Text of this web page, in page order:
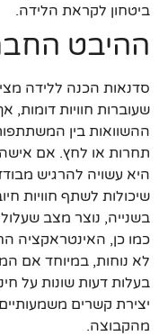
ביטחון לקראת הלידה.
ההיבט
סדנאות הכנה ללידה
שעוברות חוויות דומות,
ההשוואות בין
תחרות או לחץ. אם אישה
היא עשויה להרגיש
שיכולות לשתף חוויות
בשנייה, נוצר מצב
כמו כן, האינטראקציה
לא נוחות, במיוחד אם
בעלות דעות שונות על
יצירת קשרים
מהקבוצה.